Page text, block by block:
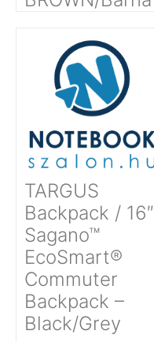
TARGUS
Backpack / 16″
Sagano™
EcoSmart®
Commuter
Backpack –
Black/Grey